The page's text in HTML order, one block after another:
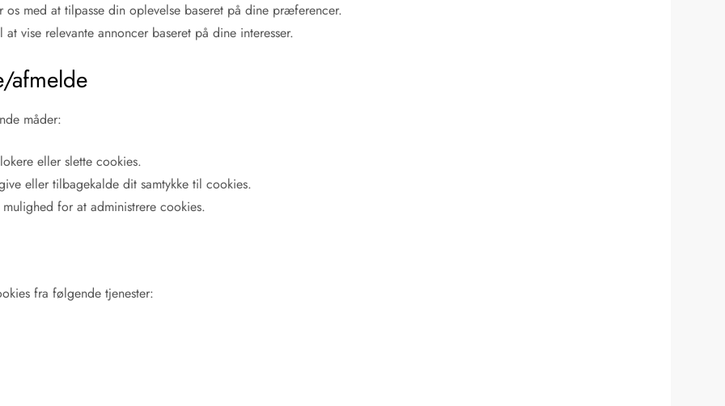
med at tilpasse din oplevelse baseret på dine præferencer.
vise relevante annoncer baseret på dine interesser.
afmelde
måder:
eller slette cookies.
eller tilbagekalde dit samtykke til cookies.
for at administrere cookies.
fra følgende tjenester: